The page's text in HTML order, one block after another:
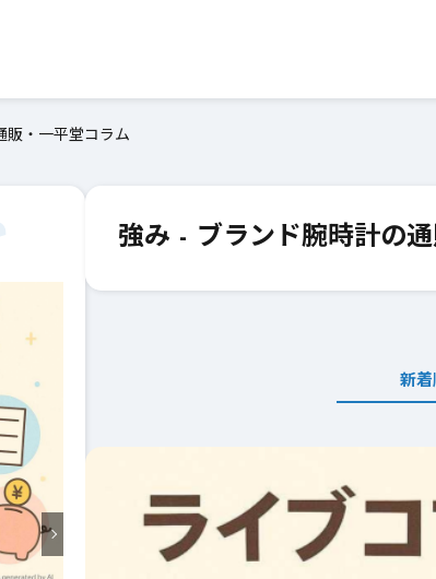
販・一平堂コラム
強み - ブランド腕時計の
新着